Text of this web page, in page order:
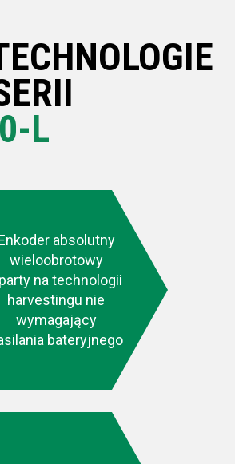
L
absolutny
wieloobrotowy
na technologii
harvestingu nie
wymagający
bateryjnego